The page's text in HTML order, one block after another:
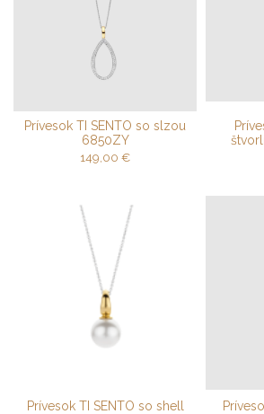
Prívesok TI SENTO so slzou
6850ZY
149,00 €
Prívesok TI SENTO so shell